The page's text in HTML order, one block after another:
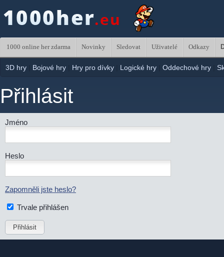
1000 online her zdarma Novinky Sledovat Uživatelé Odkazy
3D hry Bojové hry Hry pro dívky Logické hry Oddechové hry
Přihlásit
Jméno
Heslo
Zapomněli jste heslo?
Trvale přihlášen